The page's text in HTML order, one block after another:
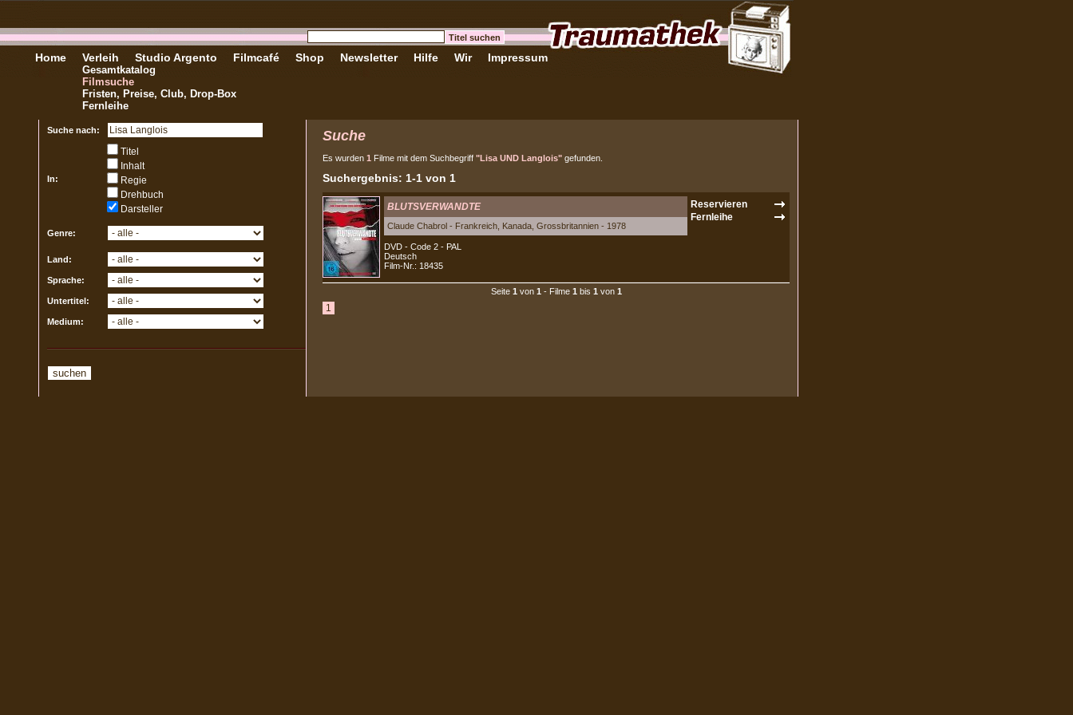
Home Verleih
Gesamtkatalog
Filmsuche
Fristen, Preise, Club, Drop-Box
Fernleihe
Studio Argento Filmcafé Shop Newsletter Hilfe Wir Impressum
Suche nach:
In:
Titel
Inhalt
Regie
Drehbuch
Darsteller
Genre:
Land:
Sprache:
Untertitel:
Medium:
Suche
Es wurden 1 Filme mit dem Suchbegriff "Lisa UND Langlois" gefunden.
Suchergebnis: 1-1 von 1
BLUTSVERWANDTE
Claude Chabrol - Frankreich, Kanada, Grossbritannien - 1978
DVD - Code 2 - PAL
Deutsch
Film-Nr.: 18435
Seite 1 von 1 - Filme 1 bis 1 von 1
1